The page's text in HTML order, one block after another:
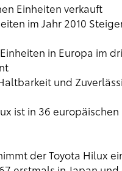
Einheiten verkauft
im Jahr 2010
in Europa im
und
ist in 36
der Toyota Hilux